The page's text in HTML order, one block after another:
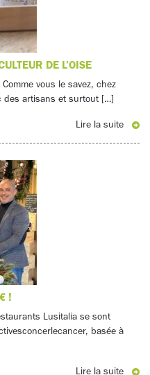
DE L’OISE
vous le savez, chez
des artisans et surtout […]
Lire la suite
!
Lusitalia se sont
basée à
Lire la suite